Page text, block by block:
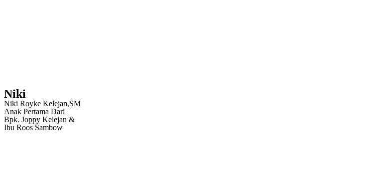
Niki
Niki Royke Kelejan,SM
Anak Pertama Dari
Bpk. Joppy Kelejan &
Ibu Roos Sambow